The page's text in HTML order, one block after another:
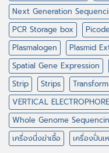
Next Generation
PCR Storage box
Plasmalogen
Plasmid
Spatial Gene Expression
Strip
Strips
VERTICAL
Whole Genome
เครื่องนึ่งฆ่าเชื้อ
เครื่องปั่นเ